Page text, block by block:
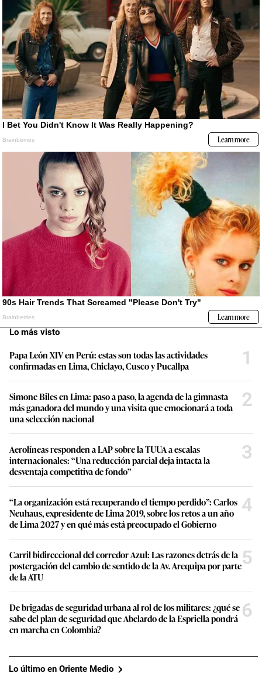
Lo más visto
Papa León XIV en Perú: estas son todas las actividades
confirmadas en Lima, Chiclayo, Cusco y Pucallpa
1
Simone Biles en Lima: paso a paso, la agenda de la gimnasta
más ganadora del mundo y una visita que emocionará a toda
una selección nacional
2
Aerolíneas responden a LAP sobre la TUUA a escalas
internacionales: “Una reducción parcial deja intacta la
desventaja competitiva de fondo”
3
“La organización está recuperando el tiempo perdido”: Carlos
Neuhaus, expresidente de Lima 2019, sobre los retos a un año
de Lima 2027 y en qué más está preocupado el Gobierno
4
Carril bidireccional del corredor Azul: Las razones detrás de la
postergación del cambio de sentido de la Av. Arequipa por parte
de la ATU
5
De brigadas de seguridad urbana al rol de los militares: ¿qué se
sabe del plan de seguridad que Abelardo de la Espriella pondrá
en marcha en Colombia?
6
Lo último en Oriente Medio